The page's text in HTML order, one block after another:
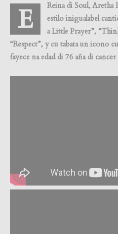
E
Reina di Soul, Aretha
estilo inigualabel
a Little Prayer”,
“Respect”, y cu tabata un icono
fayece na edad di 76 aña di